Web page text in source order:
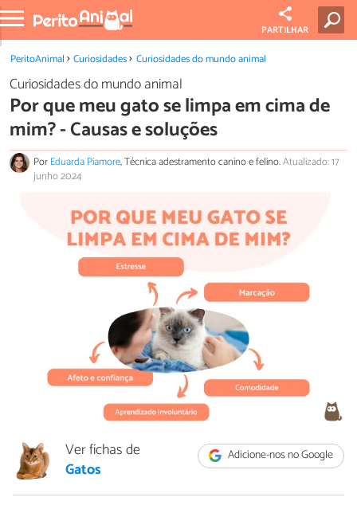
PARTILHAR
PeritoAnimal Curiosidades Curiosidades do mundo animal
Curiosidades do mundo animal
Por que meu gato se limpa em cima de
mim? - Causas e soluções
PorEduarda Piamore, Técnica adestramento canino e felino.Atualizado: 17
junho 2024
Adicione-nos no Google
Ver fichas de
Gatos